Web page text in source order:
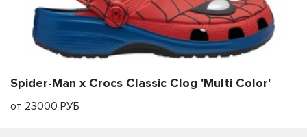
Spider-Man x Crocs Classic Clog 'Multi Color'
от 23000 РУБ